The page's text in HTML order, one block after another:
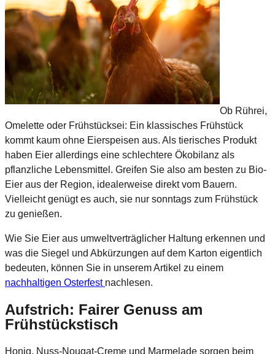
Ob Rührei,
Omelette oder Frühstücksei: Ein klassisches Frühstück
kommt kaum ohne Eierspeisen aus. Als tierisches Produkt
haben Eier allerdings eine schlechtere Ökobilanz als
pflanzliche Lebensmittel. Greifen Sie also am besten zu Bio-
Eier aus der Region, idealerweise direkt vom Bauern.
Vielleicht genügt es auch, sie nur sonntags zum Frühstück
zu genießen.
Wie Sie Eier aus umweltverträglicher Haltung erkennen und
was die Siegel und Abkürzungen auf dem Karton eigentlich
bedeuten, können Sie in unserem Artikel zu einem
nachhaltigen Osterfest nachlesen.
Aufstrich: Fairer Genuss am
Frühstückstisch
Honig, Nuss-Nougat-Creme und Marmelade sorgen beim